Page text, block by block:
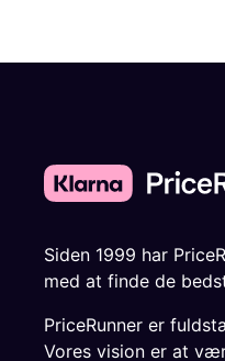
Siden 1999 har
med at finde de
PriceRunner er
Vores vision er at